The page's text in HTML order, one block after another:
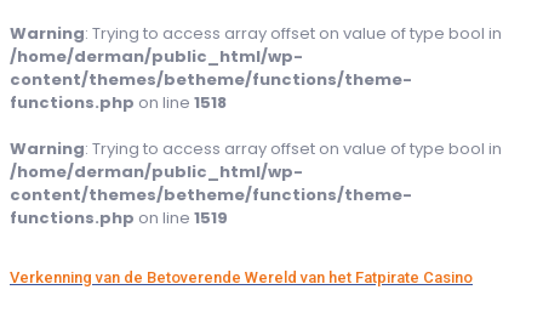
Warning: Trying to access array offset on value of type bool in
/home/derman/public_html/wp-
content/themes/betheme/functions/theme-
functions.php on line 1518
Warning: Trying to access array offset on value of type bool in
/home/derman/public_html/wp-
content/themes/betheme/functions/theme-
functions.php on line 1519
Verkenning van de Betoverende Wereld van het Fatpirate Casino